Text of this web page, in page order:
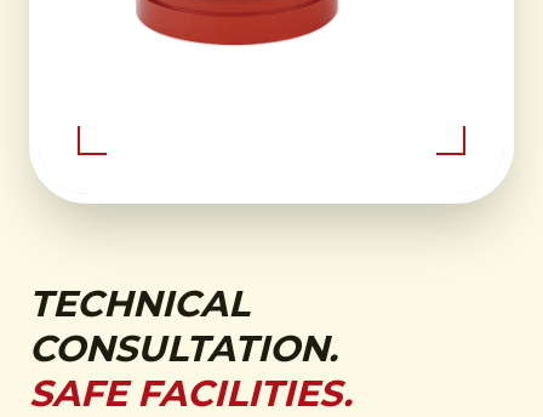
TECHNICAL
CONSULTATION.
SAFE FACILITIES.